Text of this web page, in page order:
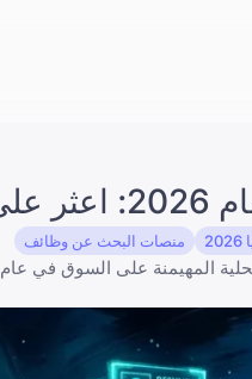
منصات البحث عن وظائف
المهيمنة على السوق في عام 2026.